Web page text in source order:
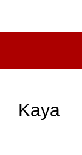
Kaya